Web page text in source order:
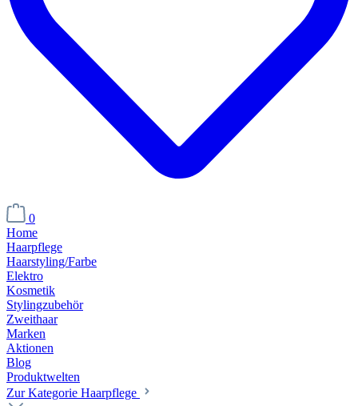
0
Home
Haarpflege
Haarstyling/Farbe
Elektro
Kosmetik
Stylingzubehör
Zweithaar
Marken
Aktionen
Blog
Produktwelten
Zur Kategorie Haarpflege